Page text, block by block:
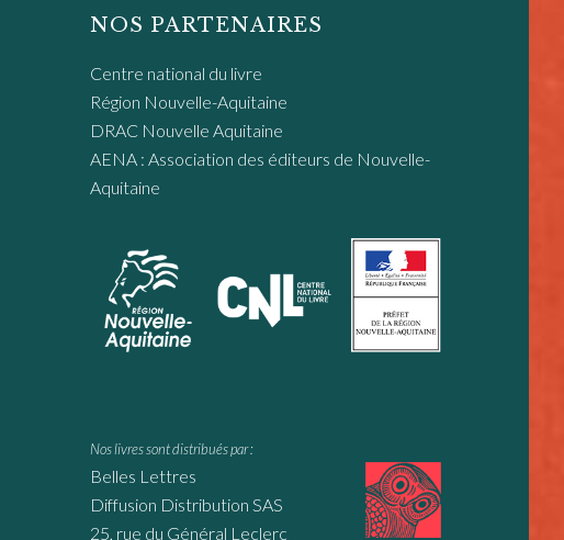
NOS PARTENAIRES
Centre national du livre
Région Nouvelle-Aquitaine
DRAC Nouvelle Aquitaine
AENA : Association des éditeurs de Nouvelle-
Aquitaine
Nos livres sont distribués par :
Belles Lettres
Diffusion Distribution SAS
25, rue du Général Leclerc